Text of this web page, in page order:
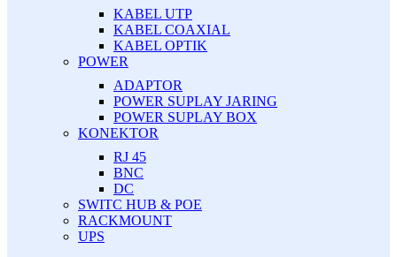
KABEL UTP
KABEL COAXIAL
KABEL OPTIK
POWER
ADAPTOR
POWER SUPLAY JARING
POWER SUPLAY BOX
KONEKTOR
RJ 45
BNC
DC
SWITC HUB & POE
RACKMOUNT
UPS